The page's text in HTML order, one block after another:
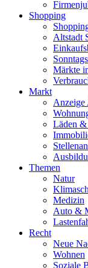
Shopping
Altstadt
Märkte
Markt
Anzeige
Läden &
Themen
Natur
Medizin
Auto &
Recht
Neue
Wohnen
Soziale